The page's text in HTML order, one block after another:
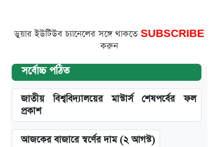
ডুয়ার ইউটিউব চ্যানেলের সঙ্গে থাকতে SUBSCRIBE
করুন
সর্বোচ্চ পঠিত
জাতীয় বিশ্ববিদ্যালয়ের মাস্টার্স শেষপর্বের ফল
প্রকাশ
আজকের বাজারে স্বর্ণের দাম (২ আগস্ট)